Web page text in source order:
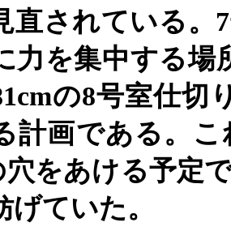
直されている。 7
力を集中する場
の8号室仕切
計画である。
穴をあける予定
ていた。